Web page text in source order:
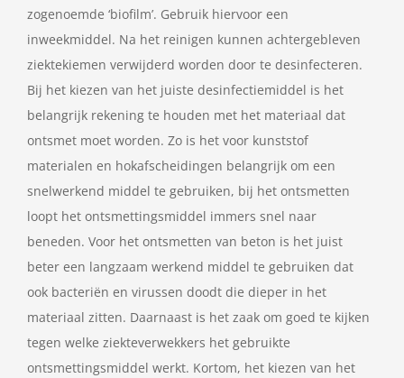
zogenoemde ‘biofilm’. Gebruik hiervoor een
inweekmiddel. Na het reinigen kunnen achtergebleven
ziektekiemen verwijderd worden door te desinfecteren.
Bij het kiezen van het juiste desinfectiemiddel is het
belangrijk rekening te houden met het materiaal dat
ontsmet moet worden. Zo is het voor kunststof
materialen en hokafscheidingen belangrijk om een
snelwerkend middel te gebruiken, bij het ontsmetten
loopt het ontsmettingsmiddel immers snel naar
beneden. Voor het ontsmetten van beton is het juist
beter een langzaam werkend middel te gebruiken dat
ook bacteriën en virussen doodt die dieper in het
materiaal zitten. Daarnaast is het zaak om goed te kijken
tegen welke ziekteverwekkers het gebruikte
ontsmettingsmiddel werkt. Kortom, het kiezen van het